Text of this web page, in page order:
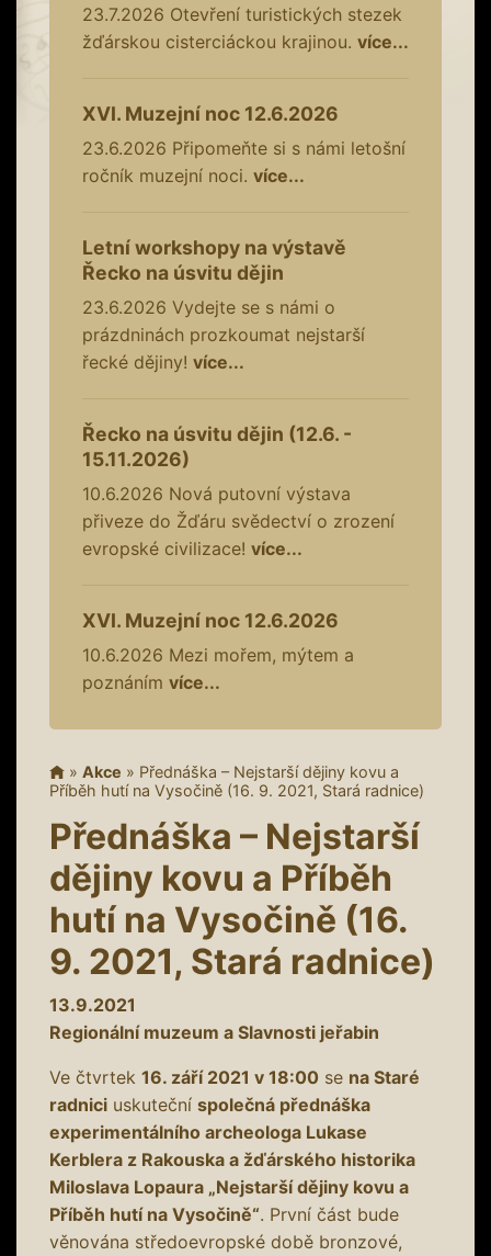
23.7.2026 Otevření turistických stezek
žďárskou cisterciáckou krajinou. více...
XVI. Muzejní noc 12.6.2026
23.6.2026 Připomeňte si s námi letošní
ročník muzejní noci. více...
Letní workshopy na výstavě
Řecko na úsvitu dějin
23.6.2026 Vydejte se s námi o
prázdninách prozkoumat nejstarší
řecké dějiny! více...
Řecko na úsvitu dějin (12.6. -
15.11.2026)
10.6.2026 Nová putovní výstava
přiveze do Žďáru svědectví o zrození
evropské civilizace! více...
XVI. Muzejní noc 12.6.2026
10.6.2026 Mezi mořem, mýtem a
poznáním více...
» Akce » Přednáška – Nejstarší dějiny kovu a
Příběh hutí na Vysočině (16. 9. 2021, Stará radnice)
Přednáška – Nejstarší
dějiny kovu a Příběh
hutí na Vysočině (16.
9. 2021, Stará radnice)
13.9.2021
Regionální muzeum a Slavnosti jeřabin
Ve čtvrtek 16. září 2021 v 18:00 se na Staré
radnici uskuteční společná přednáška
experimentálního archeologa Lukase
Kerblera z Rakouska a žďárského historika
Miloslava Lopaura „Nejstarší dějiny kovu a
Příběh hutí na Vysočině“. První část bude
věnována středoevropské době bronzové,